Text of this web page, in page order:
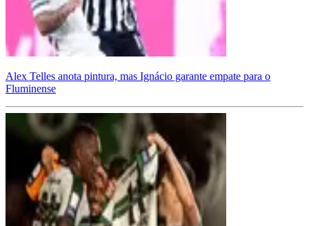
Alex Telles anota pintura, mas Ignácio garante empate para o
Fluminense